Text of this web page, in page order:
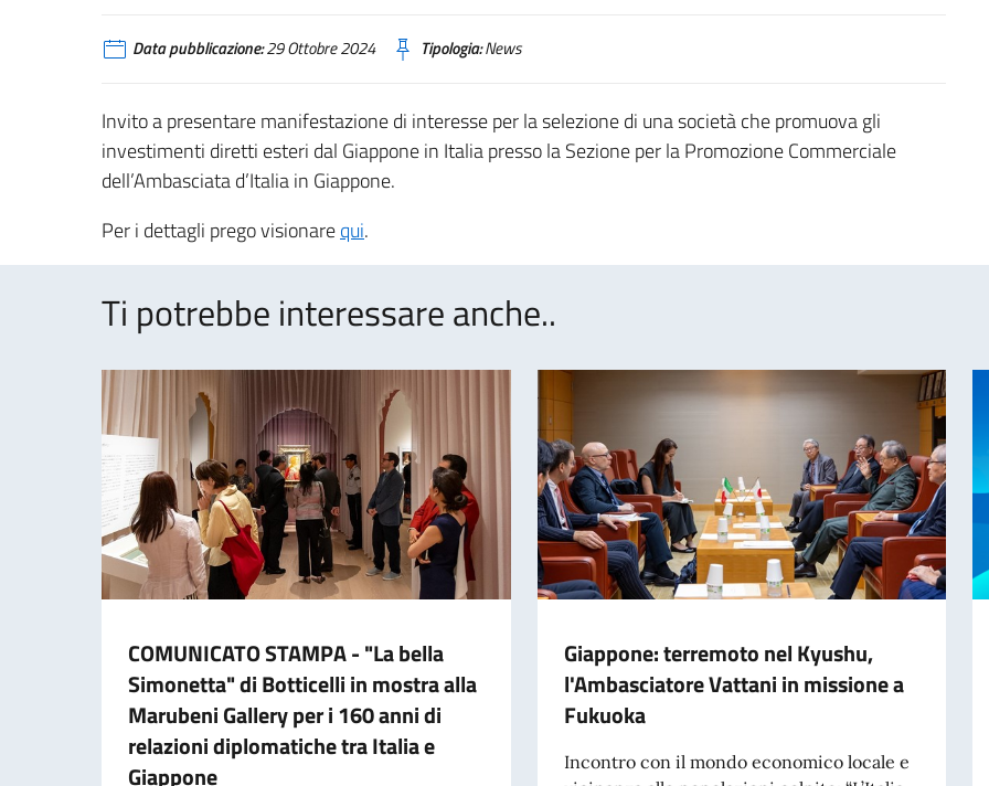
Data pubblicazione:29 Ottobre 2024 Tipologia:News
Invito a presentare manifestazione di interesse per la selezione di una società che promuova gli
investimenti diretti esteri dal Giappone in Italia presso la Sezione per la Promozione Commerciale
dell’Ambasciata d’Italia in Giappone.
Per i dettagli prego visionarequi.
Ti potrebbe interessare anche..
COMUNICATO STAMPA - "La bella
Simonetta" di Botticelli in mostra alla
Marubeni Gallery per i 160 anni di
relazioni diplomatiche tra Italia e
Giappone
Giappone: terremoto nel Kyushu,
l'Ambasciatore Vattani in missione a
Fukuoka
Incontro con il mondo economico locale e